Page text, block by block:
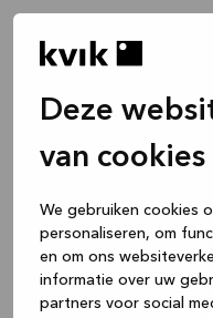
Deze
van cookies
We gebruiken cookies
personaliseren, om
en om ons
informatie over uw
partners voor social